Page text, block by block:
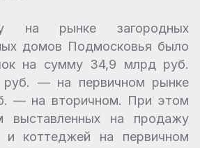
на рынке загородных
домов Подмосковья было
на сумму 34,9 млрд руб.
— на первичном рынке
— на вторичном. При этом
на продажу
и коттеджей на первичном